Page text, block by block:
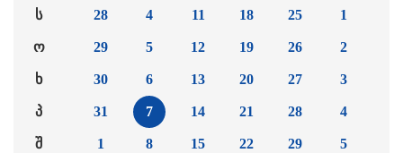
ს
ო
ხ
პ
შ
28
29
30
31
1
4
5
6
7
8
11
12
13
14
15
18
19
20
21
22
25
26
27
28
29
1
2
3
4
5